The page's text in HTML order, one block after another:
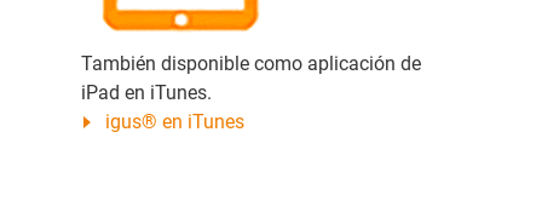
También disponible como aplicación de
iPad en iTunes.
igus® en iTunes